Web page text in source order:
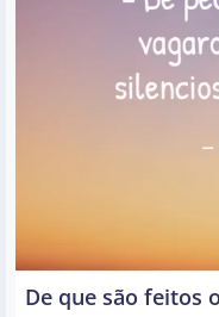
De que são feitos